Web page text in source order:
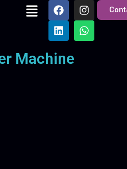
Machine